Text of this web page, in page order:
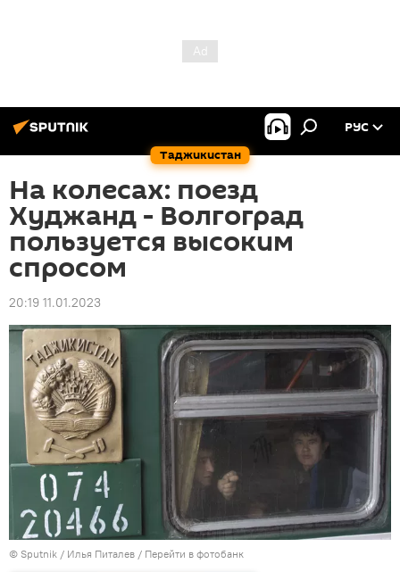
Таджикистан
РУС
На колесах: поезд
Худжанд - Волгоград
пользуется высоким
спросом
20:19 11.01.2023
© Sputnik / Илья Питалев / Перейти в фотобанк